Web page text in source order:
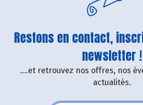
Restons en contact,
newsletter !
....et retrouvez nos offres, nos
actualités.